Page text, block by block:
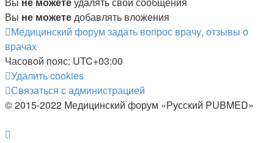
Вы не можетедобавлять вложения
Медицинский форум задать вопрос врачу, отзывы о
врачах
Часовой пояс: UTC+03:00
Удалить cookies
Связаться с администрацией
© 2015-2022 Медицинский форум «Русский PUBMED»